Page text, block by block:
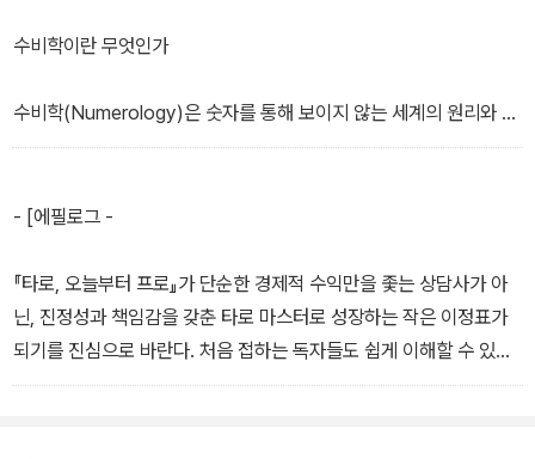
수비학이란 무엇인가
수비학(Numerology)은 숫자를 통해 보이지 않는 세계의 원리와 인
간 존재의 근본 원리를 탐구하는 형이상학적 학문의 일종이다. 고대
위가 아니라, 우주와 생명을 구성하는 근본적인 질서를 담고 있다고
숫자는 상징 언어로 각기 고유한 성질과 에너지 파동을 지니며, 개인
의 성향과 삶의 방향성에 자연스럽게 영향을 미친다. 인간의 의식과
자연의 흐름이 만나는 지점에서 의미를 드러내며, 오랜 세월 동안 보
- [에필로그 -
『타로, 오늘부터 프로』가 단순한 경제적 수익만을 좇는 상담사가 아
닌, 진정성과 책임감을 갖춘 타로 마스터로 성장하는 작은 이정표가
되기를 진심으로 바란다. 처음 접하는 독자들도 쉽게 이해할 수 있도
록 다양한 상황별 해석과 실전 키워드를 풍부하게 수록하였다. 책에